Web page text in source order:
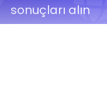
sonuçları alın